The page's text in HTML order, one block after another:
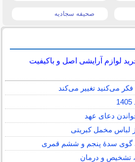
صحیفه سجادیه
لوازم آرایشی اصل و باکیفیت
می‌کنید تغییر می‌کند
دعای عهد
لباس مخمل کبریتی
گوی سدهٔ پنجم و ششم قمری
تشخیص و درمان